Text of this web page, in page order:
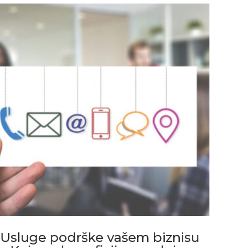
Usluge podrške vašem biznisu